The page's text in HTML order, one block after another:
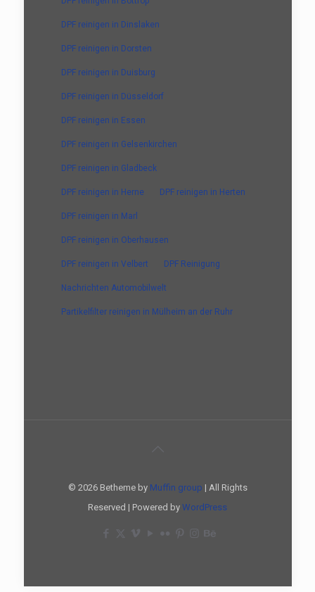
DPF reinigen in Dinslaken
DPF reinigen in Dorsten
DPF reinigen in Duisburg
DPF reinigen in Düsseldorf
DPF reinigen in Essen
DPF reinigen in Gelsenkirchen
DPF reinigen in Gladbeck
DPF reinigen in Herne DPF reinigen in Herten
DPF reinigen in Marl
DPF reinigen in Oberhausen
DPF reinigen in Velbert DPF Reinigung
Nachrichten Automobilwelt
Partikelfilter reinigen in Mülheim an der Ruhr
© 2026 Betheme by Muffin group | All Rights
Reserved | Powered by WordPress